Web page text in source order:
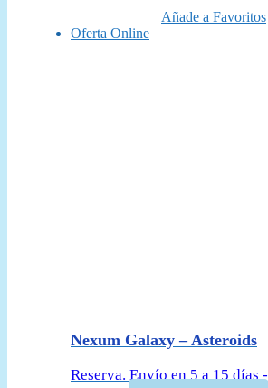
Añade a Favoritos
Oferta Online
Nexum Galaxy – Asteroids
Reserva. Envío en 5 a 15 días -